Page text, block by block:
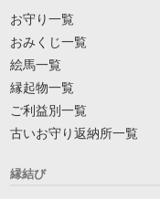
お守り一覧
おみくじ一覧
絵馬一覧
縁起物一覧
ご利益別一覧
古いお守り返納所一覧
縁結び